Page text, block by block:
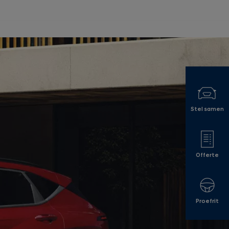
Stel samen
Offerte
Proefrit